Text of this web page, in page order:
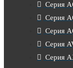
Серия
Серия
Серия
Серия
Серия